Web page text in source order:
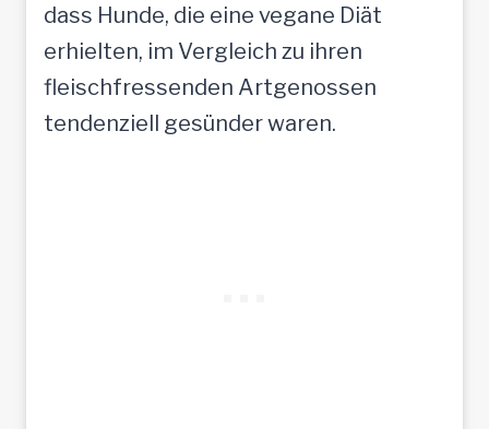
dass Hunde, die eine vegane Diät
erhielten, im Vergleich zu ihren
fleischfressenden Artgenossen
tendenziell gesünder waren.